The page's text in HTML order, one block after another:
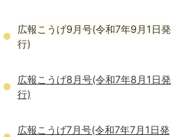
広報こうげ9月号(令和7年9月1日発
行)
広報こうげ8月号(令和7年8月1日発
行)
広報こうげ7月号(令和7年7月1日発